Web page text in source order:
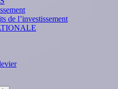
de l’investissement